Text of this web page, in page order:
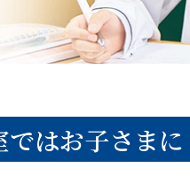
ではお子さまに